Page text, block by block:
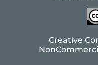
Creative